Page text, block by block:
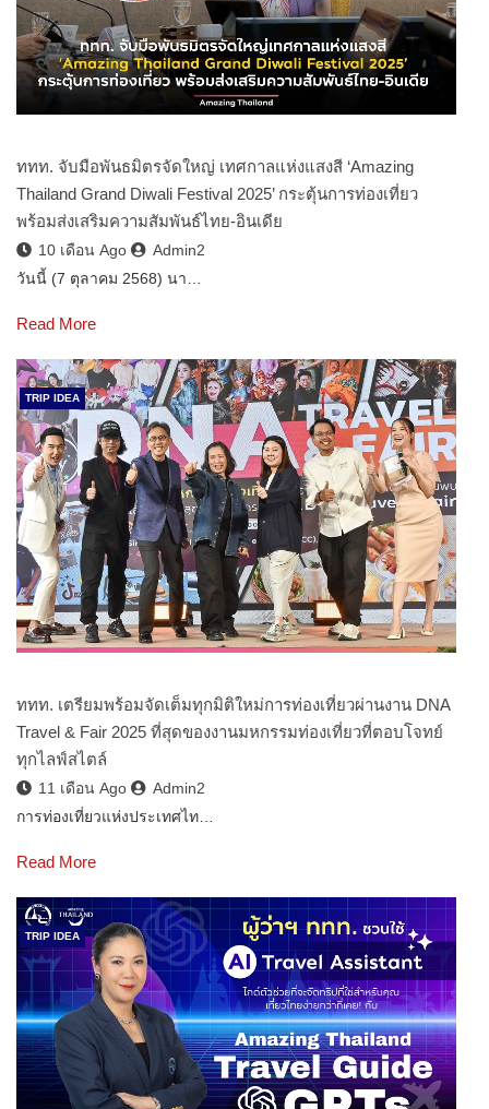
ททท. จับมือพันธมิตรจัดใหญ่ เทศกาลแห่งแสงสี ‘Amazing
Thailand Grand Diwali Festival 2025’ กระตุ้นการท่องเที่ยว
พร้อมส่งเสริมความสัมพันธ์ไทย-อินเดีย
10 เดือน Ago
Admin2
วันนี้ (7 ตุลาคม 2568) นา…
Read More
TRIP IDEA
ททท. เตรียมพร้อมจัดเต็มทุกมิติใหม่การท่องเที่ยวผ่านงาน DNA
Travel & Fair 2025 ที่สุดของงานมหกรรมท่องเที่ยวที่ตอบโจทย์
ทุกไลฟ์สไตล์
11 เดือน Ago
Admin2
การท่องเที่ยวแห่งประเทศไท…
Read More
TRIP IDEA